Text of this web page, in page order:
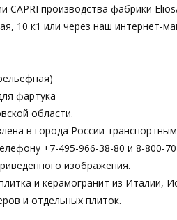
CAPRI производства фабрики
10 к1 или через наш
фартука
области.
в города России
+7-495-966-38-80 и 8-800-
изображения.
и керамогранит из Италии,
и отдельных плиток.